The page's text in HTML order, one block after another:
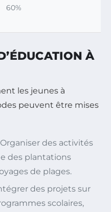
60%
À
les jeunes à
peuvent être mises
Organiser des activités
des plantations
de plages.
des projets sur
scolaires,